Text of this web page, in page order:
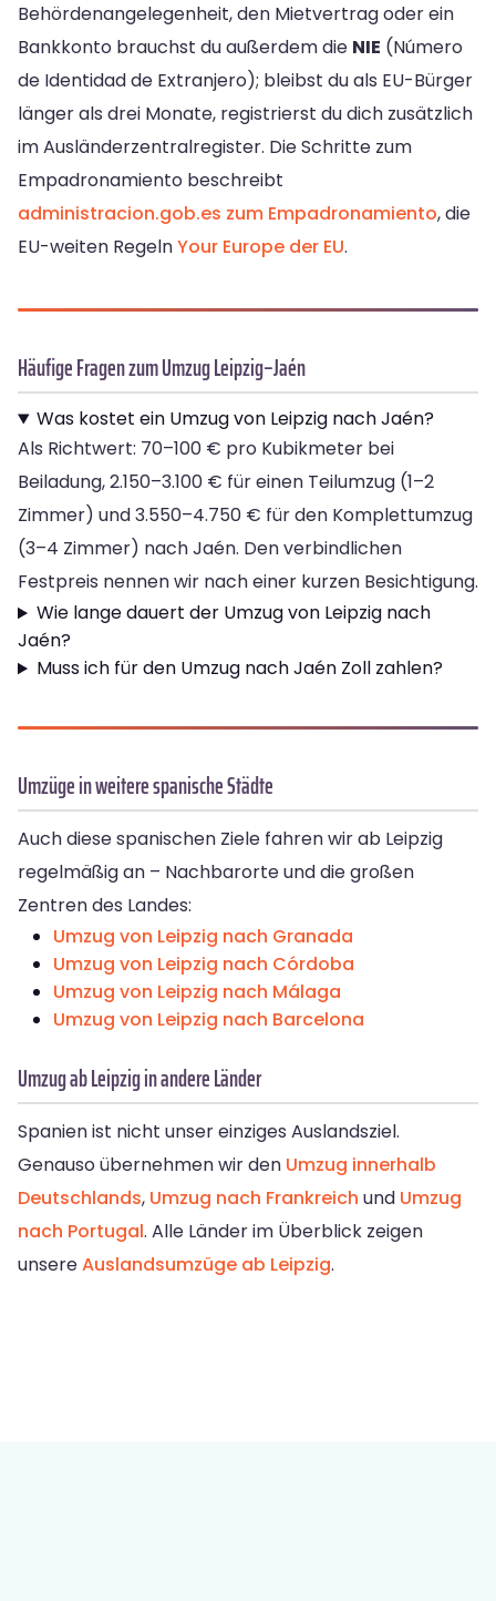
Behördenangelegenheit, den Mietvertrag oder ein
Bankkonto brauchst du außerdem die NIE (Número
de Identidad de Extranjero); bleibst du als EU-Bürger
länger als drei Monate, registrierst du dich zusätzlich
im Ausländerzentralregister. Die Schritte zum
Empadronamiento beschreibt
administracion.gob.es zum Empadronamiento, die
EU-weiten RegelnYour Europe der EU.
Häufige Fragen zum Umzug Leipzig–Jaén
Was kostet ein Umzug von Leipzig nach Jaén?
Als Richtwert: 70–100 € pro Kubikmeter bei
Beiladung, 2.150–3.100 € für einen Teilumzug (1–2
Zimmer) und 3.550–4.750 € für den Komplettumzug
(3–4 Zimmer) nach Jaén. Den verbindlichen
Festpreis nennen wir nach einer kurzen Besichtigung.
Wie lange dauert der Umzug von Leipzig nach
Jaén?
Muss ich für den Umzug nach Jaén Zoll zahlen?
Umzüge in weitere spanische Städte
Auch diese spanischen Ziele fahren wir ab Leipzig
regelmäßig an – Nachbarorte und die großen
Zentren des Landes:
Umzug von Leipzig nach Granada
Umzug von Leipzig nach Córdoba
Umzug von Leipzig nach Málaga
Umzug von Leipzig nach Barcelona
Umzug ab Leipzig in andere Länder
Spanien ist nicht unser einziges Auslandsziel.
Genauso übernehmen wir den Umzug innerhalb
Deutschlands, Umzug nach Frankreich und Umzug
nach Portugal. Alle Länder im Überblick zeigen
unsereAuslandsumzüge ab Leipzig.